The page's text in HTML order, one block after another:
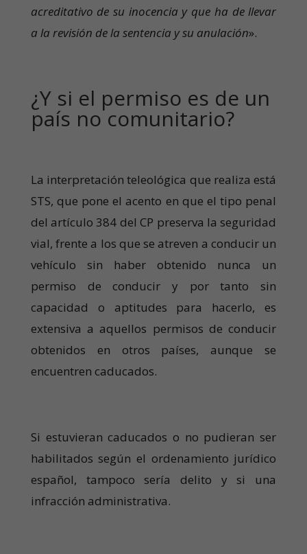
acreditativo de su inocencia y que ha de llevar
a la revisión de la sentencia y su anulación».
¿Y si el permiso es de un
país no comunitario?
La interpretación teleológica que realiza está
STS, que pone el acento en que el tipo penal
del artículo 384 del CP preserva la seguridad
vial, frente a los que se atreven a conducir un
vehículo sin haber obtenido nunca un
permiso de conducir y por tanto sin
capacidad o aptitudes para hacerlo, es
extensiva a aquellos permisos de conducir
obtenidos en otros países, aunque se
encuentren caducados.
Si estuvieran caducados o no pudieran ser
habilitados según el ordenamiento jurídico
español, tampoco sería delito y si una
infracción administrativa.